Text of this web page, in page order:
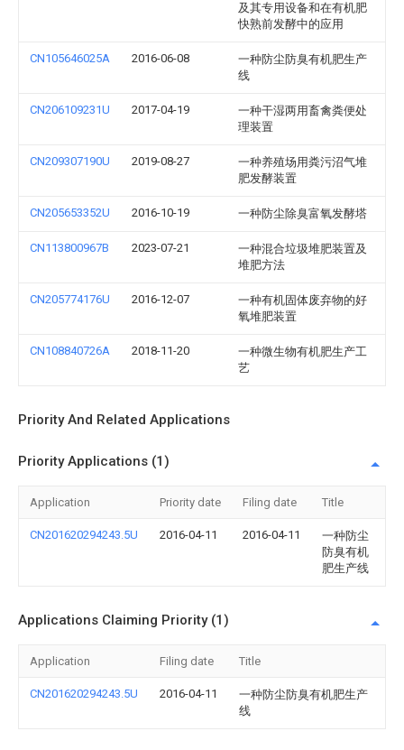
及其专用设备和在有机肥
快熟前发酵中的应用
CN105646025A 2016-06-08
一种防尘防臭有机肥生产
线
CN206109231U 2017-04-19
一种干湿两用畜禽粪便处
理装置
CN209307190U 2019-08-27
一种养殖场用粪污沼气堆
肥发酵装置
CN205653352U 2016-10-19 一种防尘除臭富氧发酵塔
CN113800967B 2023-07-21
一种混合垃圾堆肥装置及
堆肥方法
CN205774176U 2016-12-07
一种有机固体废弃物的好
氧堆肥装置
CN108840726A 2018-11-20
一种微生物有机肥生产工
艺
Priority And Related Applications
Priority Applications (1)
Application Priority date Filing date Title
CN201620294243.5U 2016-04-11 2016-04-11
一种防尘
防臭有机
肥生产线
Applications Claiming Priority (1)
Application Filing date Title
CN201620294243.5U 2016-04-11
一种防尘防臭有机肥生产
线